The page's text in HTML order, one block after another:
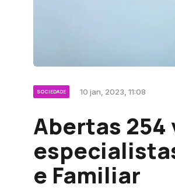
SOCIEDADE 10 jan, 2023, 11:08
Abertas 254
e Familiar